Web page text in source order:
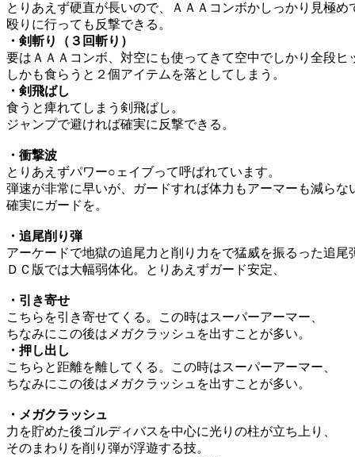
とりあえず硬直が長いので、ＡＡＡコンボかしっかり見極め
殴りに行っても反撃できる。
・剣斬り（３回斬り）
要はＡＡＡコンボ、対空にも使ってきて空中でしかり全段ヒ
しかも食らうと２個アイテムを落としてしまう。
・剣飛ばし
食うと痺れてしまう剣飛ばし。
ジャンプで避ければ確実に反撃できる。
・衝撃波
とりあえずパワー○ェイブって呼ばれています。
弾速が非常に早いが、ガードすれば体力もアーマーも減らな
確実にガードを。
・追尾削り弾
アーケードで地獄の追尾力と削り力をで猛威を振るった追尾
ＤＣ版では大幅弱体化。とりあえずガード安定、
・引き寄せ
こちらを引き寄せてくる。この時はスーパーアーマー、
ちなみにこの後はメガクラッシュを出すことが多い。
・押し出し
こちらと距離を離してくる。この時はスーパーアーマー、
ちなみにこの後はメガクラッシュを出すことが多い。
・メガクラッシュ
力を貯めた後ゴルディバスを中心に光りの柱が立ち上り、
そのまわりを削り弾が浮遊する技。